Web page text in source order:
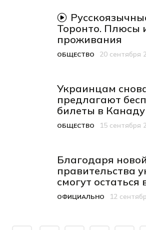
видеоматериал
Торонто. Плюсы
проживания
Категория
ОБЩЕСТВО
Дата публикации
20 сентября
Украинцам
предлагают
билеты в Канаду
Категория
ОБЩЕСТВО
Дата публикации
15 сентября
Благодаря
правительства
смогут остаться
Категория
ОФИЦИАЛЬНО
Дата публикации
12